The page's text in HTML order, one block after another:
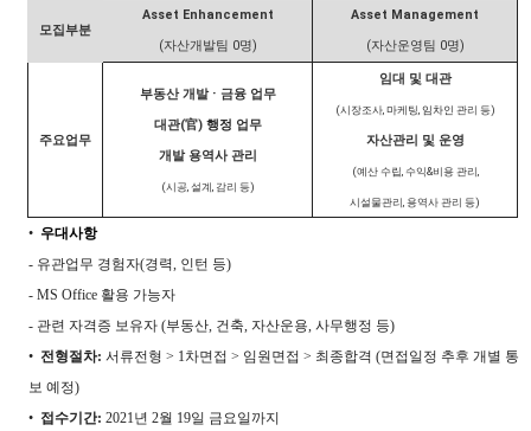
모집부분
Asset Enhancement
(자산개발팀 0명)
Asset Management
(자산운영팀 0명)
주요업무
부동산 개발 · 금융 업무
대관(官) 행정 업무
개발 용역사 관리
(시공, 설계 감리 등)
임대 및 대관
(시장조사, 마케팅 임차인 관리 등)
자산관리 및 운영
(예산 수립 수익&비용 관리
시설물관리 ,용역사 관리 등)
• 우대사항
- 유관업무 경험자(경력, 인턴 등)
- MS Office 활용 가능자
- 관련 자격증 보유자 (부동산, 건축, 자산운용, 사무행정 등)
• 전형절차: 서류전형 > 1차면접 > 임원면접 > 최종합격 (면접일정 추후 개별 통
보 예정)
• 접수기간: 2021년 2월 19일 금요일까지